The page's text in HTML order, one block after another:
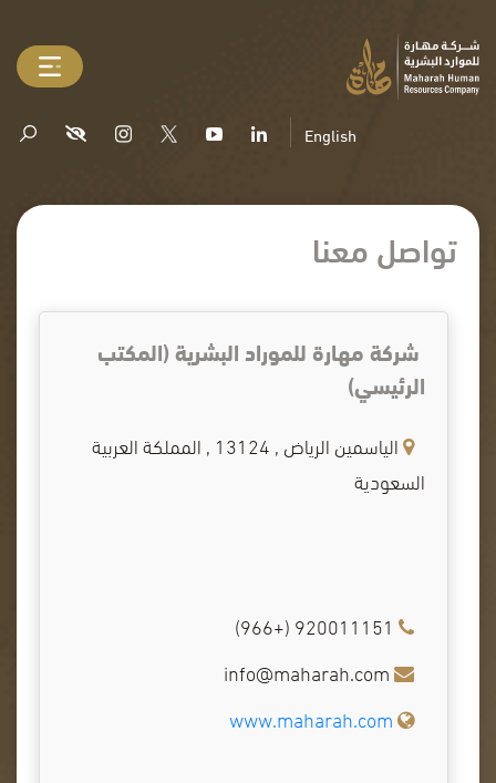
English
تواصل معنا
شركة مهارة للموراد البشرية (المكتب
الرئيسي)
الياسمين الرياض , 13124 , المملكة العربية
السعودية
920011151 (+966)
info@maharah.com
www.maharah.com